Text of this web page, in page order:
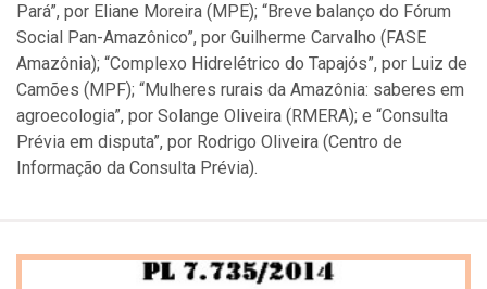
Pará”, por Eliane Moreira (MPE); “Breve balanço do Fórum
Social Pan-Amazônico”, por Guilherme Carvalho (FASE
Amazônia); “Complexo Hidrelétrico do Tapajós”, por Luiz de
Camões (MPF); “Mulheres rurais da Amazônia: saberes em
agroecologia”, por Solange Oliveira (RMERA); e “Consulta
Prévia em disputa”, por Rodrigo Oliveira (Centro de
Informação da Consulta Prévia).